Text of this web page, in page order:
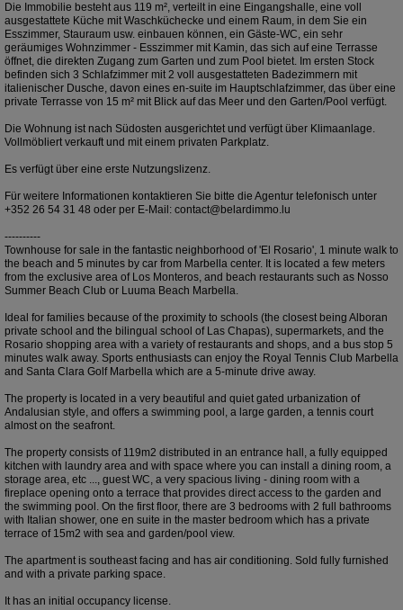
Die Immobilie besteht aus 119 m², verteilt in eine Eingangshalle, eine voll
ausgestattete Küche mit Waschküchecke und einem Raum, in dem Sie ein
Esszimmer, Stauraum usw. einbauen können, ein Gäste-WC, ein sehr
geräumiges Wohnzimmer - Esszimmer mit Kamin, das sich auf eine Terrasse
öffnet, die direkten Zugang zum Garten und zum Pool bietet. Im ersten Stock
befinden sich 3 Schlafzimmer mit 2 voll ausgestatteten Badezimmern mit
italienischer Dusche, davon eines en-suite im Hauptschlafzimmer, das über eine
private Terrasse von 15 m² mit Blick auf das Meer und den Garten/Pool verfügt.
Die Wohnung ist nach Südosten ausgerichtet und verfügt über Klimaanlage.
Vollmöbliert verkauft und mit einem privaten Parkplatz.
Es verfügt über eine erste Nutzungslizenz.
Für weitere Informationen kontaktieren Sie bitte die Agentur telefonisch unter
+352 26 54 31 48 oder per E-Mail: contact@belardimmo.lu
----------
Townhouse for sale in the fantastic neighborhood of 'El Rosario', 1 minute walk to
the beach and 5 minutes by car from Marbella center. It is located a few meters
from the exclusive area of Los Monteros, and beach restaurants such as Nosso
Summer Beach Club or Luuma Beach Marbella.
Ideal for families because of the proximity to schools (the closest being Alboran
private school and the bilingual school of Las Chapas), supermarkets, and the
Rosario shopping area with a variety of restaurants and shops, and a bus stop 5
minutes walk away. Sports enthusiasts can enjoy the Royal Tennis Club Marbella
and Santa Clara Golf Marbella which are a 5-minute drive away.
The property is located in a very beautiful and quiet gated urbanization of
Andalusian style, and offers a swimming pool, a large garden, a tennis court
almost on the seafront.
The property consists of 119m2 distributed in an entrance hall, a fully equipped
kitchen with laundry area and with space where you can install a dining room, a
storage area, etc ..., guest WC, a very spacious living - dining room with a
fireplace opening onto a terrace that provides direct access to the garden and
the swimming pool. On the first floor, there are 3 bedrooms with 2 full bathrooms
with Italian shower, one en suite in the master bedroom which has a private
terrace of 15m2 with sea and garden/pool view.
The apartment is southeast facing and has air conditioning. Sold fully furnished
and with a private parking space.
It has an initial occupancy license.